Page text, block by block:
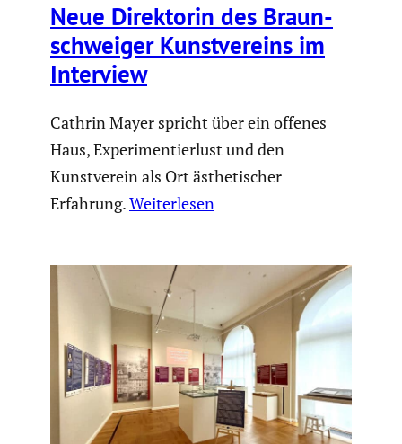
Neue Direk­torin des Braun­
schweiger Kunst­ver­eins im
Interview
Cathrin Mayer spricht über ein offenes
Haus, Experimentierlust und den
Kunstverein als Ort ästhetischer
Erfahrung.Weiterlesen